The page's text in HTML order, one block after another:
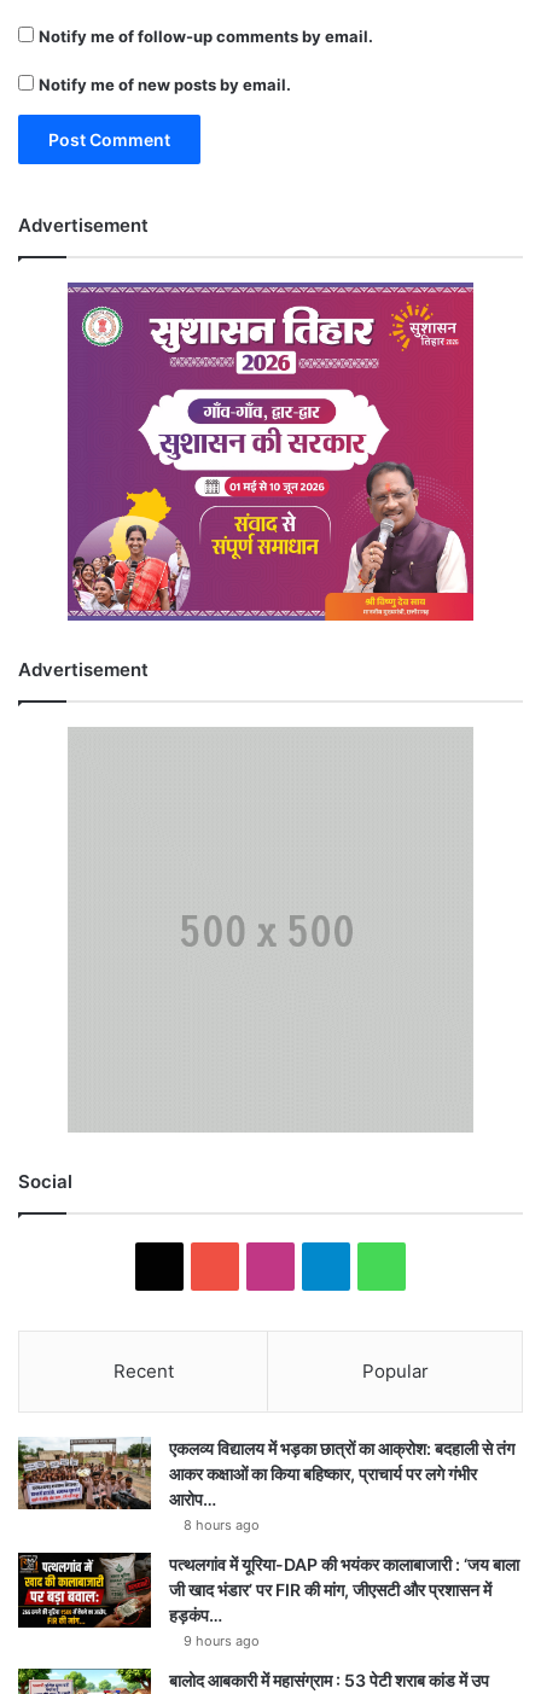
Notify me of follow-up comments by email.
Notify me of new posts by email.
Advertisement
Advertisement
Social
Recent Popular
एकलव्य विद्यालय में भड़का छात्रों का आक्रोश: बदहाली से तंग
आकर कक्षाओं का किया बहिष्कार, प्राचार्य पर लगे गंभीर
आरोप…
8 hours ago
पत्थलगांव में यूरिया-DAP की भयंकर कालाबाजारी : ‘जय बाला
जी खाद भंडार’ पर FIR की मांग, जीएसटी और प्रशासन में
हड़कंप…
9 hours ago
बालोद आबकारी में महासंग्राम : 53 पेटी शराब कांड में उप